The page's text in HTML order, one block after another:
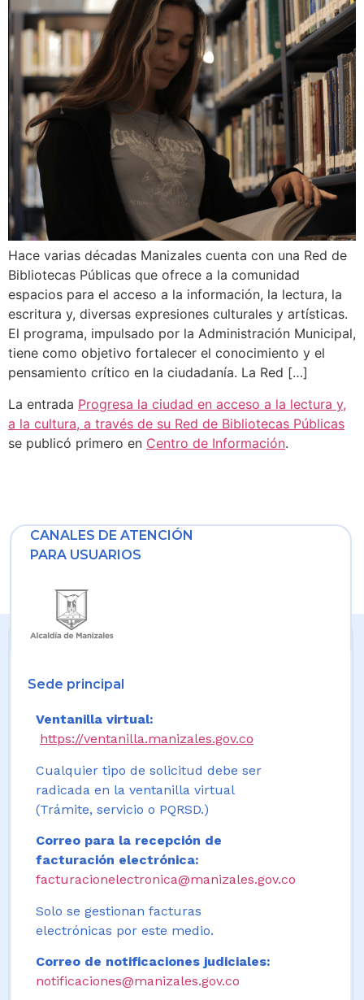
Hace varias décadas Manizales cuenta con una Red de
Bibliotecas Públicas que ofrece a la comunidad
espacios para el acceso a la información, la lectura, la
escritura y, diversas expresiones culturales y artísticas.
El programa, impulsado por la Administración Municipal,
tiene como objetivo fortalecer el conocimiento y el
pensamiento crítico en la ciudadanía. La Red […]
La entrada Progresa la ciudad en acceso a la lectura y,
a la cultura, a través de su Red de Bibliotecas Públicas
se publicó primero en Centro de Información.
CANALES DE ATENCIÓN
PARA USUARIOS
Sede principal
Ventanilla virtual:
https://ventanilla.manizales.gov.co
Cualquier tipo de solicitud debe ser
radicada en la ventanilla virtual
(Trámite, servicio o PQRSD.)
Correo para la recepción de
facturación electrónica:
facturacionelectronica@manizales.gov.co
Solo se gestionan facturas
electrónicas por este medio.
Correo de notificaciones judiciales:
notificaciones@manizales.gov.co